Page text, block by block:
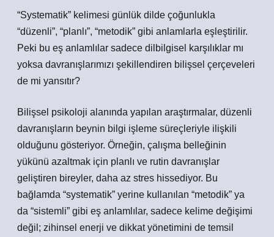
“Systematik” kelimesi günlük dilde çoğunlukla
“düzenli”, “planlı”, “metodik” gibi anlamlarla eşleştirilir.
Peki bu eş anlamlılar sadece dilbilgisel karşılıklar mı
yoksa davranışlarımızı şekillendiren bilişsel çerçeveleri
de mi yansıtır?
Bilişsel psikoloji alanında yapılan araştırmalar, düzenli
davranışların beynin bilgi işleme süreçleriyle ilişkili
olduğunu gösteriyor. Örneğin, çalışma belleğinin
yükünü azaltmak için planlı ve rutin davranışlar
geliştiren bireyler, daha az stres hissediyor. Bu
bağlamda “systematik” yerine kullanılan “metodik” ya
da “sistemli” gibi eş anlamlılar, sadece kelime değişimi
değil; zihinsel enerji ve dikkat yönetimini de temsil